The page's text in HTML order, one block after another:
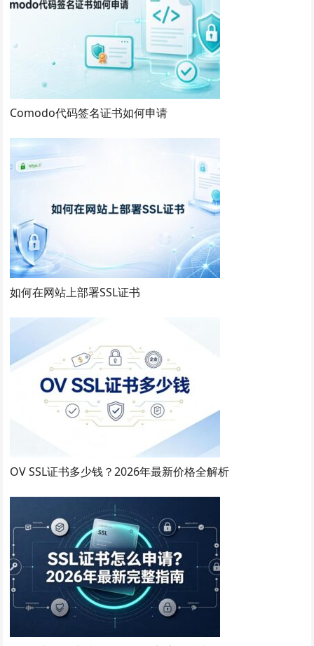
Comodo代码签名证书如何申请
如何在网站上部署SSL证书
OV SSL证书多少钱？2026年最新价格全解析